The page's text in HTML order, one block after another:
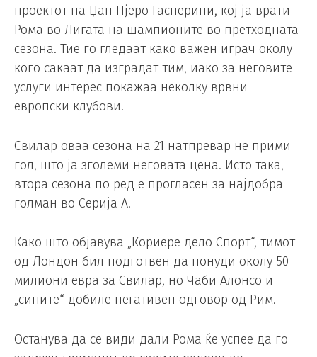
проектот на Џан Пјеро Гасперини, кој ја врати
Рома во Лигата на шампионите во претходната
сезона. Тие го гледаат како важен играч околу
кого сакаат да изградат тим, иако за неговите
услуги интерес покажаа неколку врвни
европски клубови.
Свилар оваа сезона на 21 натпревар не прими
гол, што ја зголеми неговата цена. Исто така,
втора сезона по ред е прогласен за најдобра
голман во Серија А.
Како што објавува „Кориере дело Спорт“, тимот
од Лондон бил подготвен да понуди околу 50
милиони евра за Свилар, но Чаби Алонсо и
„сините“ добиле негативен одговор од Рим.
Останува да се види дали Рома ќе успее да го